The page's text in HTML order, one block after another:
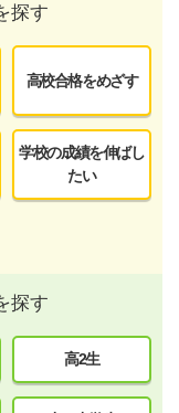
探す
高校合格をめざす
学校の成績を伸ばし
たい
探す
高2生